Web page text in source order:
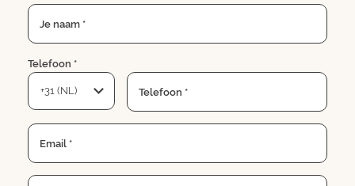
Je naam *
Telefoon *
Telefoon *
Email *